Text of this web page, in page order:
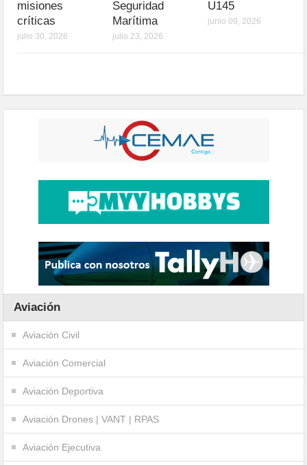
misiones
críticas
julio 30, 2026
Seguridad
Marítima
julio 23, 2026
U145
junio 09, 2026
Aviación
Aviación Civil
Aviación Comercial
Aviación Deportiva
Aviación Drones | VANT | RPAS
Aviación Ejecutiva